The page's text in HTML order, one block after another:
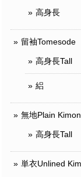
高身長
留袖Tomesode
高身長Tall
絽
無地Plain
高身長Tall
単衣Unlined